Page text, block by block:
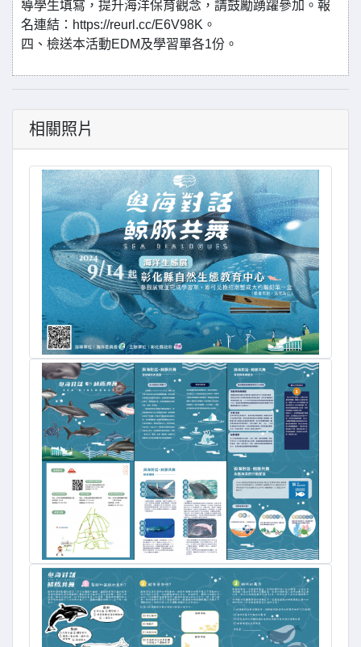
導學生填寫，提升海洋保育觀念，請鼓勵踴躍參加。報
名連結：https://reurl.cc/E6V98K。
四、檢送本活動EDM及學習單各1份。
相關照片